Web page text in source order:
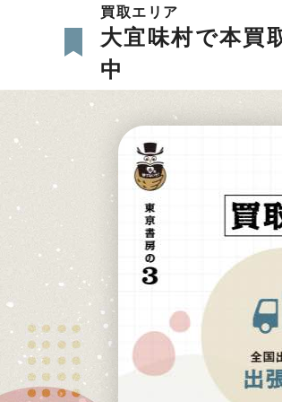
買取エリア
大宜味村で本買
中